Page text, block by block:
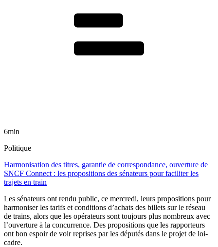
6min
Politique
Harmonisation des titres, garantie de correspondance, ouverture de
SNCF Connect : les propositions des sénateurs pour faciliter les
trajets en train
Les sénateurs ont rendu public, ce mercredi, leurs propositions pour
harmoniser les tarifs et conditions d’achats des billets sur le réseau
de trains, alors que les opérateurs sont toujours plus nombreux avec
l’ouverture à la concurrence. Des propositions que les rapporteurs
ont bon espoir de voir reprises par les députés dans le projet de loi-
cadre.